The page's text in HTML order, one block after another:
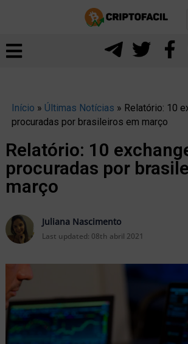
Início » Últimas Notícias » Relatório: 10
procuradas por brasileiros em março
Relatório: 10
procuradas por
março
Juliana Nascimento
Last updated: 08th abril 2021